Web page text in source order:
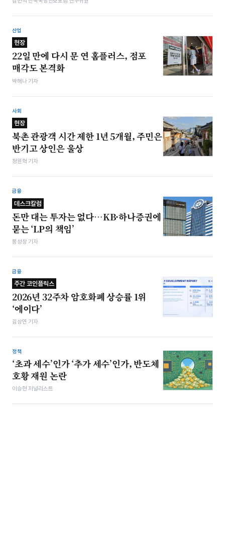
산업
현장
22일 만에 다시 문 연 홈플러스, 점포
매각도 본격화
박해나 기자
사회
현장
북촌 관광객 시간 제한 1년 5개월, 주민은
반기고 상인은 울상
정원혁 기자
금융
데스크칼럼
돈만 대는 투자는 없다…KB·하나증권에
묻는 ‘LP의 책임’
봉성창 기자
금융
주간 코인플릭스
2026년 32주차 암호화폐 상승률 1위
‘에이다’
김상연 기자
정책
‘초과 세수’인가 ‘추가 세수’인가, 반도체
호황 재원 논란
이승현 저널리스트